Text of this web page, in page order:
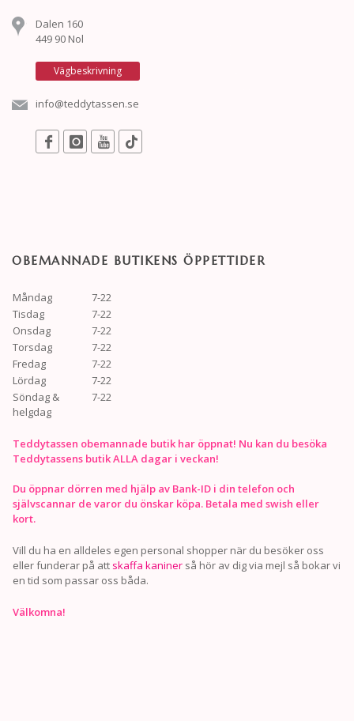
Dalen 160
449 90 Nol
Vägbeskrivning
info@teddytassen.se
OBEMANNADE BUTIKENS ÖPPETTIDER
Måndag
7-22
Tisdag
7-22
Onsdag
7-22
Torsdag
7-22
Fredag
7-22
Lördag
7-22
Söndag &
helgdag
7-22
Teddytassen obemannade butik har öppnat! Nu kan du besöka
Teddytassens butik ALLA dagar i veckan!
Du öppnar dörren med hjälp av Bank-ID i din telefon och
självscannar de varor du önskar köpa. Betala med swish eller
kort.
Vill du ha en alldeles egen personal shopper när du besöker oss
eller funderar på att skaffa kaniner så hör av dig via mejl så bokar vi
en tid som passar oss båda.
Välkomna!